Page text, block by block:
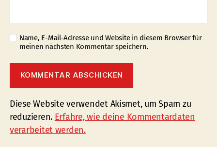
Name, E-Mail-Adresse und Website in diesem Browser für
meinen nächsten Kommentar speichern.
Diese Website verwendet Akismet, um Spam zu
reduzieren. Erfahre, wie deine Kommentardaten
verarbeitet werden.